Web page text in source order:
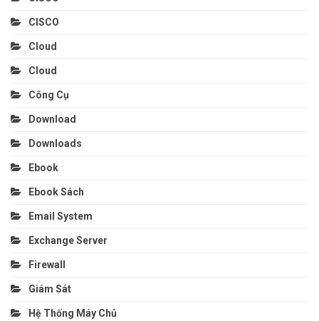
CISCO
Cloud
Cloud
Công Cụ
Download
Downloads
Ebook
Ebook Sách
Email System
Exchange Server
Firewall
Giám Sát
Hệ Thống Máy Chủ